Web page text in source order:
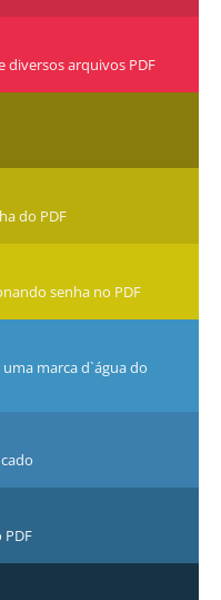
diversos arquivos PDF
do PDF
senha no PDF
marca d`água do